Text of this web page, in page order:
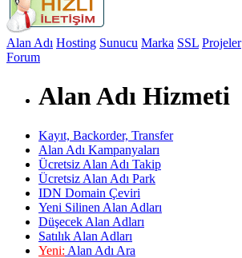
Alan Adı Hosting Sunucu Marka SSL Projeler
Forum
Alan Adı Hizmeti
Kayıt, Backorder, Transfer
Alan Adı Kampanyaları
Ücretsiz Alan Adı Takip
Ücretsiz Alan Adı Park
IDN Domain Çeviri
Yeni Silinen Alan Adları
Düşecek Alan Adları
Satılık Alan Adları
Yeni: Alan Adı Ara